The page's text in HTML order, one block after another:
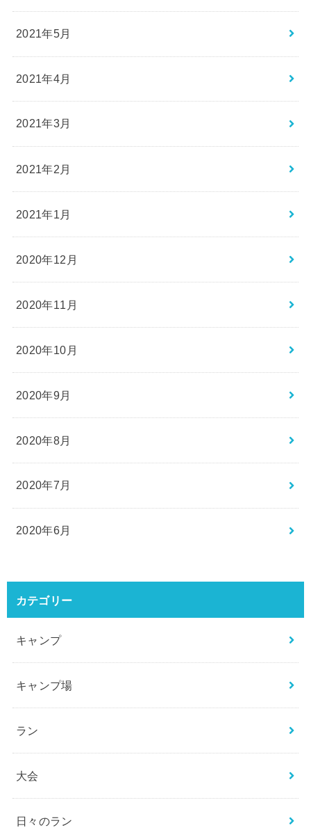
2021年5月
2021年4月
2021年3月
2021年2月
2021年1月
2020年12月
2020年11月
2020年10月
2020年9月
2020年8月
2020年7月
2020年6月
カテゴリー
キャンプ
キャンプ場
ラン
大会
日々のラン